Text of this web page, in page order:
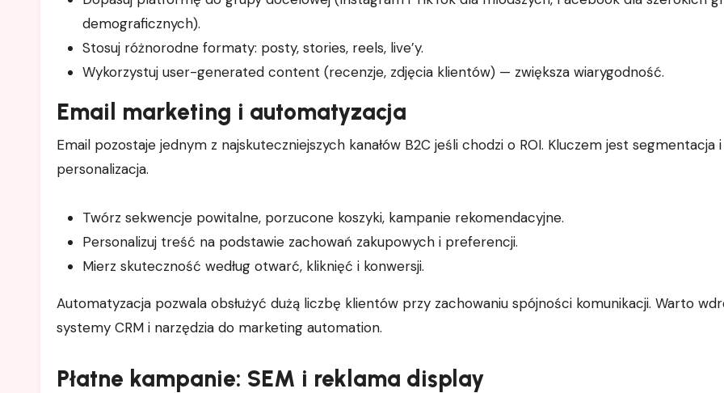
demograficznych).
Stosuj różnorodne formaty: posty, stories, reels, live’y.
Wykorzystuj user-generated content (recenzje, zdjęcia klientów) — zwiększa wiarygodność.
Email marketing i automatyzacja
Email pozostaje jednym z najskuteczniejszych kanałów B2C jeśli chodzi o ROI. Kluczem jest segmentacja i
personalizacja.
Twórz sekwencje powitalne, porzucone koszyki, kampanie rekomendacyjne.
Personalizuj treść na podstawie zachowań zakupowych i preferencji.
Mierz skuteczność według otwarć, kliknięć i konwersji.
Automatyzacja pozwala obsłużyć dużą liczbę klientów przy zachowaniu spójności komunikacji. Warto
systemy CRM i narzędzia do marketing automation.
Płatne kampanie: SEM i reklama display